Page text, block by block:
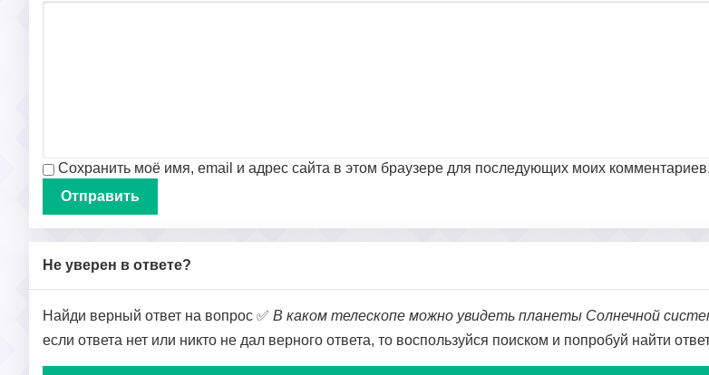
Сохранить моё имя, email и адрес сайта в этом браузере для последующих моих комментариев.
Не уверен в ответе?
Найди верный ответ на вопрос ✅ В каком телескопе можно увидеть планеты Солнечной
если ответа нет или никто не дал верного ответа, то воспользуйся поиском и попробуй найти